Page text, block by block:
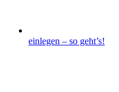
einlegen – so geht’s!